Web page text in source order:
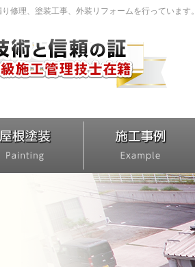
修理、塗装工事、外装リフォームを行っています。